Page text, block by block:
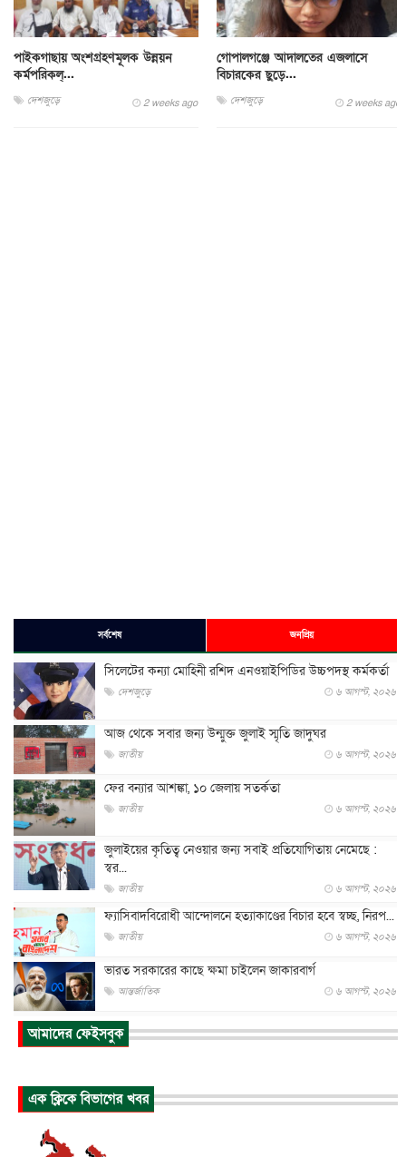
পাইকগাছায় অংশগ্রহণমূলক উন্নয়ন
কর্মপরিকল্...
দেশজুড়ে 2 weeks ago
গোপালগঞ্জে আদালতের এজলাসে
বিচারকের ছুড়ে...
দেশজুড়ে 2 weeks ago
সর্বশেষ জনপ্রিয়
সিলেটের কন্যা মোহিনী রশিদ এনওয়াইপিডির উচ্চপদস্থ কর্মকর্তা
দেশজুড়ে ৬ আগস্ট, ২০২৬
আজ থেকে সবার জন্য উন্মুক্ত জুলাই স্মৃতি জাদুঘর
জাতীয় ৬ আগস্ট, ২০২৬
ফের বন্যার আশঙ্কা, ১০ জেলায় সতর্কতা
জাতীয় ৬ আগস্ট, ২০২৬
জুলাইয়ের কৃতিত্ব নেওয়ার জন্য সবাই প্রতিযোগিতায় নেমেছে :
স্বর...
জাতীয় ৬ আগস্ট, ২০২৬
ফ্যাসিবাদবিরোধী আন্দোলনে হত্যাকাণ্ডের বিচার হবে স্বচ্ছ, নিরপ...
জাতীয় ৬ আগস্ট, ২০২৬
ভারত সরকারের কাছে ক্ষমা চাইলেন জাকারবার্গ
আন্তর্জাতিক ৬ আগস্ট, ২০২৬
আকাশে ট্রাম্পের হেলিকপ্টার ও যাত্রীবাহী বিমান মুখোমুখি, তদন্...
আন্তর্জাতিক
আন্তর্জাতিক ৬ আগস্ট, ২০২৬
আমাদের ফেইসবুক
এক ক্লিকে বিভাগের খবর